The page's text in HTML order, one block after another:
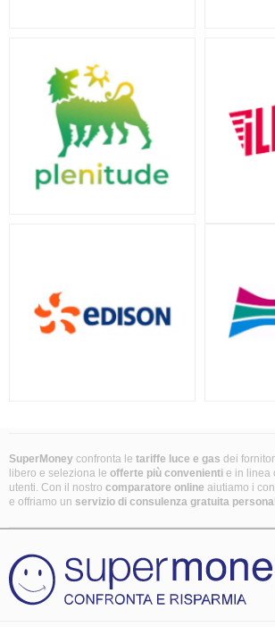
SuperMoney confronta le tariffe luce e gas dei
libero e seleziona le offerte più convenienti e in linea
utenti. Con il nostro comparatore online aiutiamo i
e offriamo un servizio di consulenza gratuita